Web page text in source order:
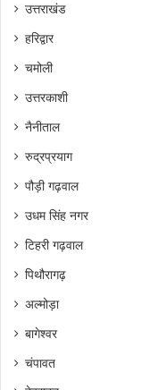
उत्तराखंड
हरिद्वार
चमोली
उत्तरकाशी
नैनीताल
रुद्रप्रयाग
पौड़ी गढ़वाल
उधम सिंह नगर
टिहरी गढ़वाल
पिथौरागढ़
अल्मोड़ा
बागेश्वर
चंपावत